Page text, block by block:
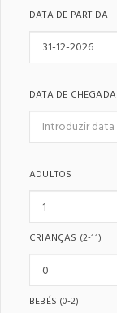
DATA DE PARTIDA
DATA DE CHEGADA
ADULTOS
CRIANÇAS (2-11)
BEBÉS (0-2)